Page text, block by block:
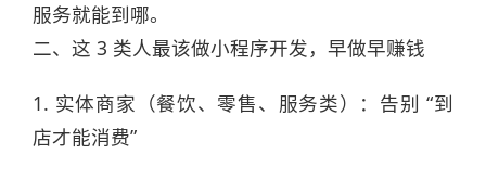
服务就能到哪。​
二、这 3 类人最该做小程序开发，早做早赚钱​
1. 实体商家（餐饮、零售、服务类）：告别 “到
店才能消费”​